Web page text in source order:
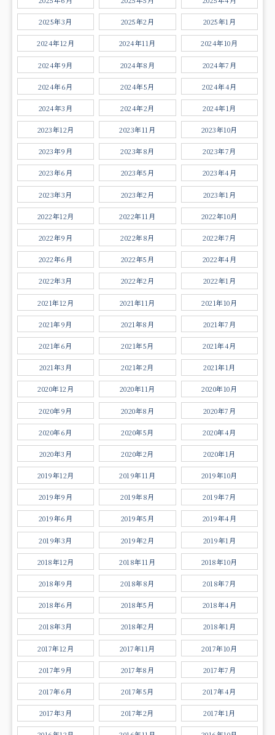
2025年3月 2025年2月 2025年1月
2024年12月 2024年11月 2024年10月
2024年9月 2024年8月 2024年7月
2024年6月 2024年5月 2024年4月
2024年3月 2024年2月 2024年1月
2023年12月 2023年11月 2023年10月
2023年9月 2023年8月 2023年7月
2023年6月 2023年5月 2023年4月
2023年3月 2023年2月 2023年1月
2022年12月 2022年11月 2022年10月
2022年9月 2022年8月 2022年7月
2022年6月 2022年5月 2022年4月
2022年3月 2022年2月 2022年1月
2021年12月 2021年11月 2021年10月
2021年9月 2021年8月 2021年7月
2021年6月 2021年5月 2021年4月
2021年3月 2021年2月 2021年1月
2020年12月 2020年11月 2020年10月
2020年9月 2020年8月 2020年7月
2020年6月 2020年5月 2020年4月
2020年3月 2020年2月 2020年1月
2019年12月 2019年11月 2019年10月
2019年9月 2019年8月 2019年7月
2019年6月 2019年5月 2019年4月
2019年3月 2019年2月 2019年1月
2018年12月 2018年11月 2018年10月
2018年9月 2018年8月 2018年7月
2018年6月 2018年5月 2018年4月
2018年3月 2018年2月 2018年1月
2017年12月 2017年11月 2017年10月
2017年9月 2017年8月 2017年7月
2017年6月 2017年5月 2017年4月
2017年3月 2017年2月 2017年1月